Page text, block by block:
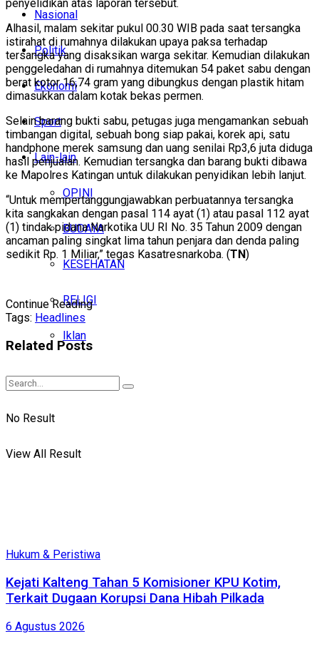
Nasional
Politik
Ekonomi
Sport
Lain-lain
OPINI
BUDAYA
KESEHATAN
RELIGI
Iklan
No Result
View All Result
penyelidikan atas laporan tersebut.
Alhasil, malam sekitar pukul 00.30 WIB pada saat tersangka
istirahat di rumahnya dilakukan upaya paksa terhadap
tersangka yang disaksikan warga sekitar. Kemudian dilakukan
penggeledahan di rumahnya ditemukan 54 paket sabu dengan
berat kotor 16,74 gram yang dibungkus dengan plastik hitam
dimasukkan dalam kotak bekas permen.
Selain barang bukti sabu, petugas juga mengamankan sebuah
timbangan digital, sebuah bong siap pakai, korek api, satu
handphone merek samsung dan uang senilai Rp3,6 juta diduga
hasil penjualan. Kemudian tersangka dan barang bukti dibawa
ke Mapolres Katingan untuk dilakukan penyidikan lebih lanjut.
“Untuk mempertanggungjawabkan perbuatannya tersangka
kita sangkakan dengan pasal 114 ayat (1) atau pasal 112 ayat
(1) tindak pidana Narkotika UU RI No. 35 Tahun 2009 dengan
ancaman paling singkat lima tahun penjara dan denda paling
sedikit Rp. 1 Miliar,” tegas Kasatresnarkoba. (TN)
Continue Reading
Tags: Headlines
Related Posts
Hukum & Peristiwa
Kejati Kalteng Tahan 5 Komisioner KPU Kotim,
Terkait Dugaan Korupsi Dana Hibah Pilkada
6 Agustus 2026